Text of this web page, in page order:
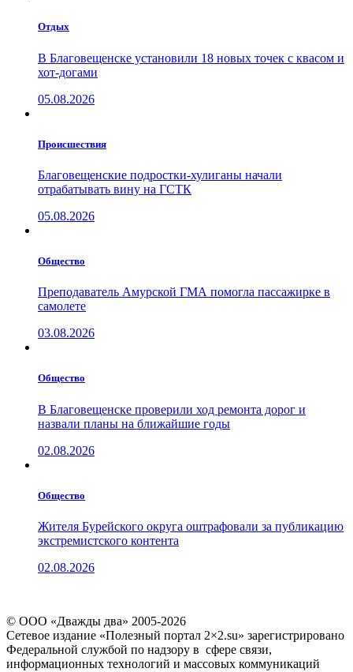
Отдых
В Благовещенске установили 18 новых точек с квасом и
хот-догами
05.08.2026
Проиcшествия
Благовещенские подростки-хулиганы начали
отрабатывать вину на ГСТК
05.08.2026
Общество
Преподаватель Амурской ГМА помогла пассажирке в
самолете
03.08.2026
Общество
В Благовещенске проверили ход ремонта дорог и
назвали планы на ближайшие годы
02.08.2026
Общество
Жителя Бурейского округа оштрафовали за публикацию
экстремистского контента
02.08.2026
© ООО «Дважды два» 2005-2026
Сетевое издание «Полезный портал 2×2.su» зарегистрировано
Федеральной службой по надзору в сфере связи,
информационных технологий и массовых коммуникаций